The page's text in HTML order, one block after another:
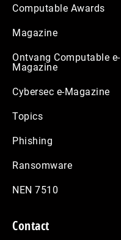
Computable Awards
Magazine
Ontvang Computable e-
Magazine
Cybersec e-Magazine
Topics
Phishing
Ransomware
NEN 7510
Contact